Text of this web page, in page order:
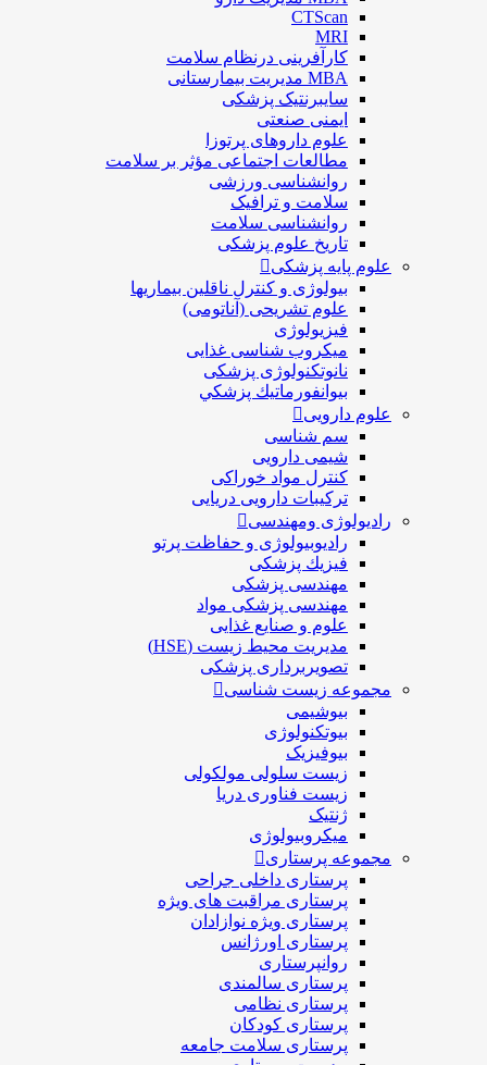
CTScan
MRI
کارآفرینی درنظام سلامت
MBA مدیریت بیمارستانی
سایبرنتیک پزشکی
ایمنی صنعتی
علوم داروهای پرتوزا
مطالعات اجتماعی مؤثر بر سلامت
روانشناسی ورزشی
سلامت و ترافیک
روانشناسی سلامت
تاریخ علوم پزشکی
علوم پایه پزشکی
بیولوژی و کنترل ناقلین بیماریها
علوم تشریحی (آناتومی)
فیزیولوژی
ميكروب شناسی غذایی
نانوتکنولوژی پزشکی
بيوانفورماتيك پزشكي
علوم دارویی
سم شناسی
شیمی دارویی
کنترل مواد خوراکی
ترکیبات دارویی دریایی
رادیولوژی ومهندسی
رادیوبیولوژی و حفاظت پرتو
فيزيك پزشکی
مهندسی پزشکی
مهندسی پزشکی مواد
علوم و صنايع غذایی
مدیریت محیط زیست (HSE)
تصویربرداری پزشکی
مجموعه زیست شناسی
بیوشیمی
بیوتکنولوژی
بیوفیزیک
زیست سلولی مولکولی
زیست فناوری دریا
ژنتیک
میکروبیولوژی
مجموعه پرستاری
پرستاری داخلی جراحی
پرستاری مراقبت های ويژه
پرستاری ويژه نوازادان
پرستاری اورژانس
روانپرستاری
پرستاری سالمندی
پرستاری نظامی
پرستاری کودکان
پرستاری سلامت جامعه